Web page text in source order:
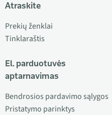
Atraskite
Prekių ženklai
Tinklaraštis
El. parduotuvės
aptarnavimas
Bendrosios pardavimo sąlygos
Pristatymo parinktys